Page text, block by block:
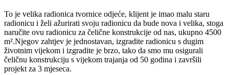
To je velika radionica tvornice odjeće, klijent je imao malu staru
radionicu i želi ažurirati svoju radionicu da bude nova i velika, stoga
naručite ovu radionicu za čelične konstrukcije od nas, ukupno 4500
m².Njegov zahtjev je jednostavan, izgradite radionicu s dugim
životnim vijekom i izgradite je brzo, tako da smo mu osigurali
čeličnu konstrukciju s vijekom trajanja od 50 godina i završili
projekt za 3 mjeseca.